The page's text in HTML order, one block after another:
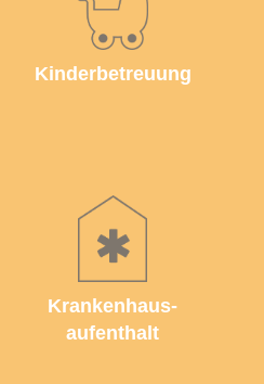
Kinderbetreuung
Krankenhaus­
aufenthalt